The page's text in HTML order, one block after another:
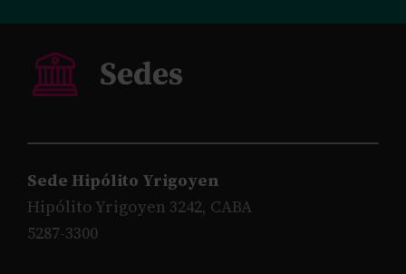
Sede Hipólito Yrigoyen
Hipólito Yrigoyen 3242, CABA
5287-3300